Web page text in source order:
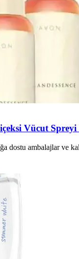
Vücut
dostu ambalajlar ve